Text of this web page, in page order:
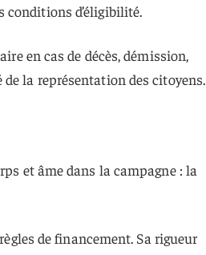
conditions d’éligibilité.
en cas de décès, démission,
la représentation des citoyens.
et âme dans la campagne : la
de financement. Sa rigueur